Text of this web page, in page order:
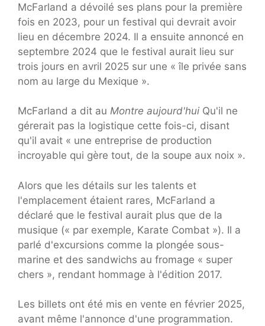
McFarland a dévoilé ses plans pour la première
fois en 2023, pour un festival qui devrait avoir
lieu en décembre 2024. Il a ensuite annoncé en
septembre 2024 que le festival aurait lieu sur
trois jours en avril 2025 sur une « île privée sans
nom au large du Mexique ».
McFarland a dit au Montre aujourd'hui Qu'il ne
gérerait pas la logistique cette fois-ci, disant
qu'il avait « une entreprise de production
incroyable qui gère tout, de la soupe aux noix ».
Alors que les détails sur les talents et
l'emplacement étaient rares, McFarland a
déclaré que le festival aurait plus que de la
musique (« par exemple, Karate Combat »). Il a
parlé d'excursions comme la plongée sous-
marine et des sandwichs au fromage « super
chers », rendant hommage à l'édition 2017.
Les billets ont été mis en vente en février 2025,
avant même l'annonce d'une programmation.